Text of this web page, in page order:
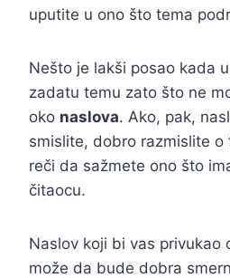
uputite u ono što tema
Nešto je lakši posao kada
zadatu temu zato što ne
oko naslova. Ako, pak,
smislite, dobro razmislite o
reči da sažmete ono što
čitaocu.
Naslov koji bi vas privukao
može da bude dobra